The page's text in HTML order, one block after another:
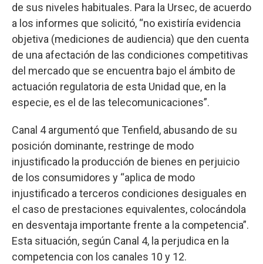
de sus niveles habituales. Para la Ursec, de acuerdo
a los informes que solicitó, “no existiría evidencia
objetiva (mediciones de audiencia) que den cuenta
de una afectación de las condiciones competitivas
del mercado que se encuentra bajo el ámbito de
actuación regulatoria de esta Unidad que, en la
especie, es el de las telecomunicaciones”.
Canal 4 argumentó que Tenfield, abusando de su
posición dominante, restringe de modo
injustificado la producción de bienes en perjuicio
de los consumidores y “aplica de modo
injustificado a terceros condiciones desiguales en
el caso de prestaciones equivalentes, colocándola
en desventaja importante frente a la competencia”.
Esta situación, según Canal 4, la perjudica en la
competencia con los canales 10 y 12.